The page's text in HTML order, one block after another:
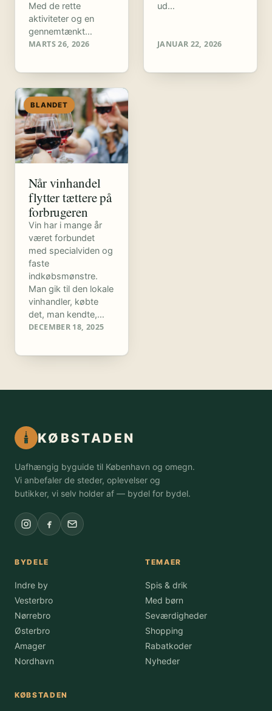
Med de rette
aktiviteter og en
gennemtænkt…
MARTS 26, 2026
ud…
JANUAR 22, 2026
BLANDET
Når vinhandel
flytter tættere på
forbrugeren
Vin har i mange år
været forbundet
med specialviden og
faste
indkøbsmønstre.
Man gik til den lokale
vinhandler, købte
det, man kendte,…
DECEMBER 18, 2025
KØBSTADEN
Uafhængig byguide til København og omegn.
Vi anbefaler de steder, oplevelser og
butikker, vi selv holder af — bydel for bydel.
BYDELE
Indre by
Vesterbro
Nørrebro
Østerbro
Amager
Nordhavn
TEMAER
Spis & drik
Med børn
Seværdigheder
Shopping
Rabatkoder
Nyheder
KØBSTADEN